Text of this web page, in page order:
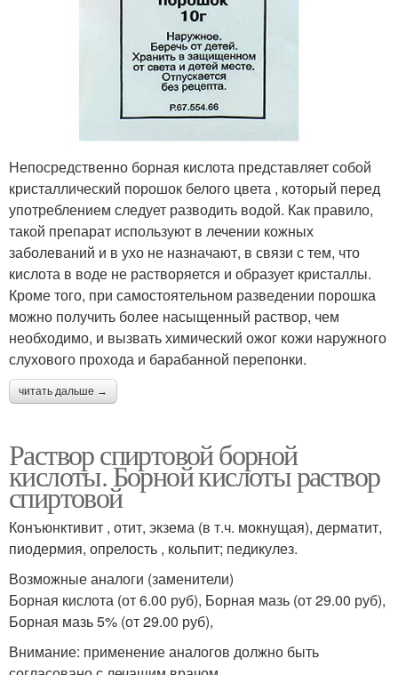
Непосредственно борная кислота представляет собой
кристаллический порошок белого цвета , который перед
употреблением следует разводить водой. Как правило,
такой препарат используют в лечении кожных
заболеваний и в ухо не назначают, в связи с тем, что
кислота в воде не растворяется и образует кристаллы.
Кроме того, при самостоятельном разведении порошка
можно получить более насыщенный раствор, чем
необходимо, и вызвать химический ожог кожи наружного
слухового прохода и барабанной перепонки.
читать дальше →
Раствор спиртовой борной
кислоты. Борной кислоты раствор
спиртовой
Конъюнктивит , отит, экзема (в т.ч. мокнущая), дерматит,
пиодермия, опрелость , кольпит; педикулез.
Возможные аналоги (заменители)
Борная кислота (от 6.00 руб), Борная мазь (от 29.00 руб),
Борная мазь 5% (от 29.00 руб),
Внимание: применение аналогов должно быть